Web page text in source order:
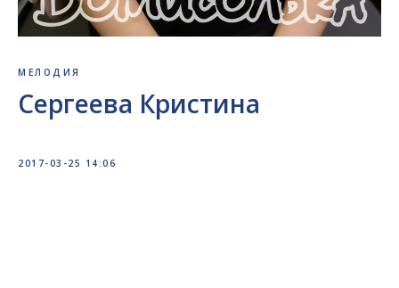
МЕЛОДИЯ
Сергеева Кристина
2017-03-25 14:06